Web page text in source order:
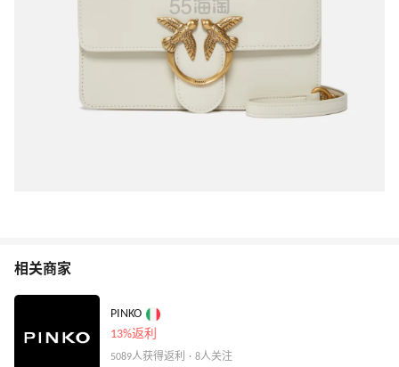
相关商家
PINKO
13%返利
5089人获得返利 · 8人关注